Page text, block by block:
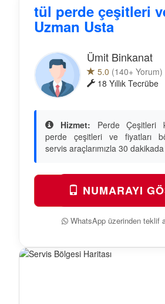
tül perde çeşitleri
Uzman Usta
Ümit Binkanat
5.0 (140+ Yorum)
18 Yıllık Tecrübe
Hizmet: Perde Çeşitleri
perde çeşitleri ve fiyatları
servis araçlarımızla 30 dakikada
NUMARAYI
WhatsApp üzerinden teklif